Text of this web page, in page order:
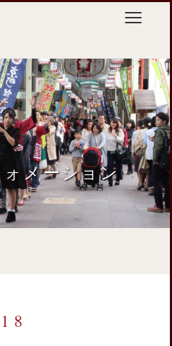
メーション
18